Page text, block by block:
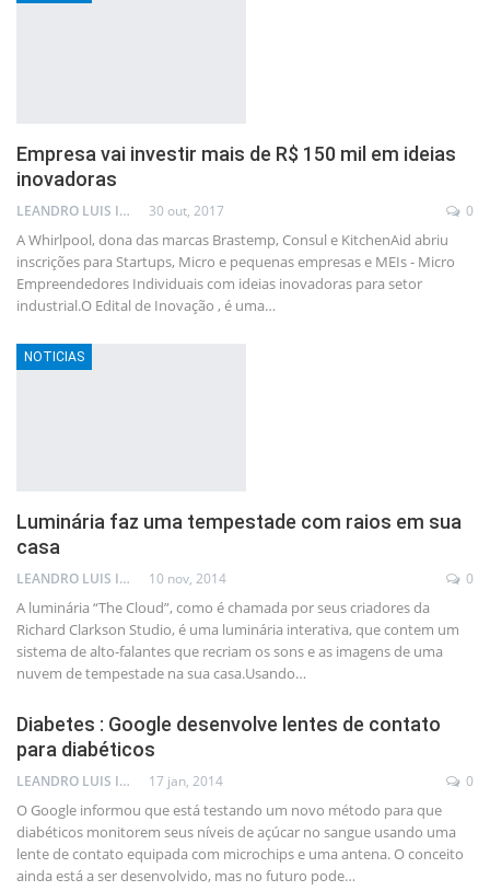
Empresa vai investir mais de R$ 150 mil em ideias
inovadoras
LEANDRO LUIS ISOLA 30 out, 2017 0
A Whirlpool, dona das marcas Brastemp, Consul e KitchenAid abriu
inscrições para Startups, Micro e pequenas empresas e MEIs - Micro
Empreendedores Individuais com ideias inovadoras para setor
industrial.O Edital de Inovação , é uma…
NOTICIAS
Luminária faz uma tempestade com raios em sua
casa
LEANDRO LUIS ISOLA 10 nov, 2014 0
A luminária “The Cloud”, como é chamada por seus criadores da
Richard Clarkson Studio, é uma luminária interativa, que contem um
sistema de alto-falantes que recriam os sons e as imagens de uma
nuvem de tempestade na sua casa.Usando…
Diabetes : Google desenvolve lentes de contato
para diabéticos
LEANDRO LUIS ISOLA 17 jan, 2014 0
O Google informou que está testando um novo método para que
diabéticos monitorem seus níveis de açúcar no sangue usando uma
lente de contato equipada com microchips e uma antena. O conceito
ainda está a ser desenvolvido, mas no futuro pode…